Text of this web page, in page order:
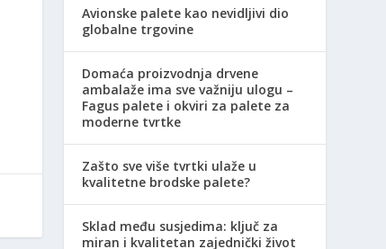
Avionske palete kao nevidljivi dio
globalne trgovine
Domaća proizvodnja drvene
ambalaže ima sve važniju ulogu –
Fagus palete i okviri za palete za
moderne tvrtke
Zašto sve više tvrtki ulaže u
kvalitetne brodske palete?
Sklad među susjedima: ključ za
miran i kvalitetan zajednički život